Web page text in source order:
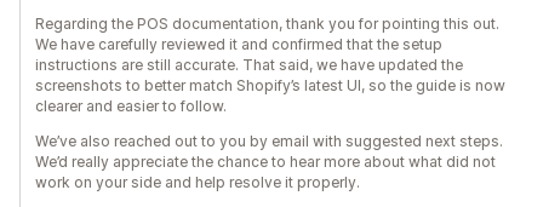
Regarding the POS documentation, thank you for pointing this out.
We have carefully reviewed it and confirmed that the setup
instructions are still accurate. That said, we have updated the
screenshots to better match Shopify’s latest UI, so the guide is now
clearer and easier to follow.
We’ve also reached out to you by email with suggested next steps.
We’d really appreciate the chance to hear more about what did not
work on your side and help resolve it properly.